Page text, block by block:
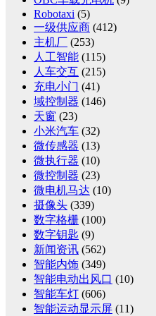
Robotaxi (5)
一级供应商 (412)
主机厂 (253)
人工智能 (115)
人车交互 (215)
充电小门 (41)
域控制器 (146)
天窗 (23)
小米汽车 (32)
微传感器 (13)
微执行器 (10)
微控制器 (23)
微电机马达 (10)
摄像头 (339)
数字格栅 (100)
数字钥匙 (9)
新闻资讯 (562)
智能内饰 (349)
智能电动出风口 (10)
智能车灯 (606)
智能运动显示屏 (11)